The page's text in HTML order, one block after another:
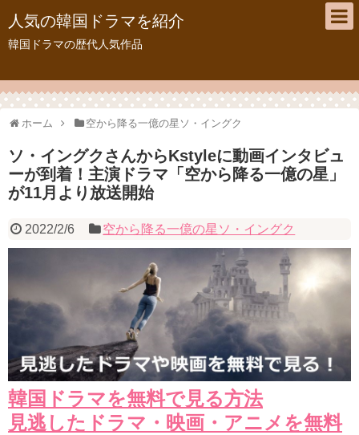
人気の韓国ドラマを紹介
韓国ドラマの歴代人気作品
ホーム 空から降る一億の星ソ・イングク
ソ・イングクさんからKstyleに動画インタビュ
ーが到着！主演ドラマ「空から降る一億の星」
が11月より放送開始
2022/2/6 空から降る一億の星ソ・イングク
韓国ドラマを無料で見る方法
見逃したドラマ・映画・アニメを無料